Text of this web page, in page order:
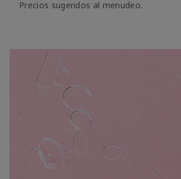
Precios sugeridos al menudeo.